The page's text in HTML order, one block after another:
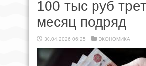
100 тыс руб
месяц подряд
30.04.2026 06:25 ЭКОНОМИКА